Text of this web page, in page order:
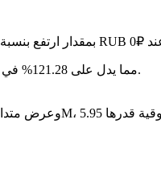
على مدار الأيام السبعة الماضية، تغير سعر Lawblocks بمقدار ارتفع بنسبة 0.17%.
سنة بعد سنة، Lawblocks قد ارتفع بمقدار ₽-- RUB، مما يدل على 121.28% في ازدياد في القيمة.